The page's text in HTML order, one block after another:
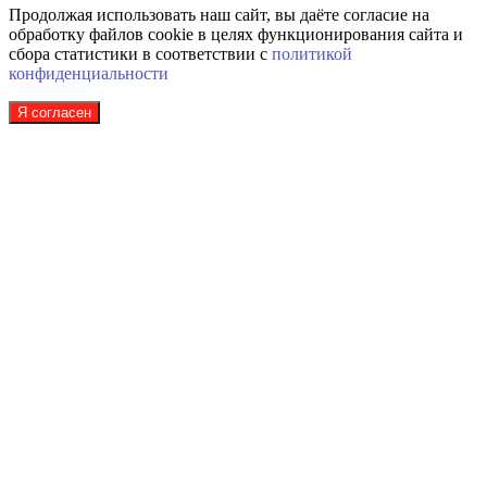
Продолжая использовать наш сайт, вы даёте согласие на
обработку файлов cookie в целях функционирования сайта и
сбора статистики в соответствии с политикой
конфиденциальности
Я согласен